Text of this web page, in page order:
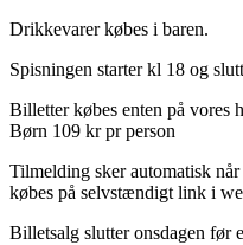
Drikkevarer købes i baren.
Spisningen starter kl 18 og
Billetter købes enten på vores
Børn 109 kr pr person
Tilmelding sker automatisk
købes på selvstændigt link i
Billetsalg slutter onsdagen før